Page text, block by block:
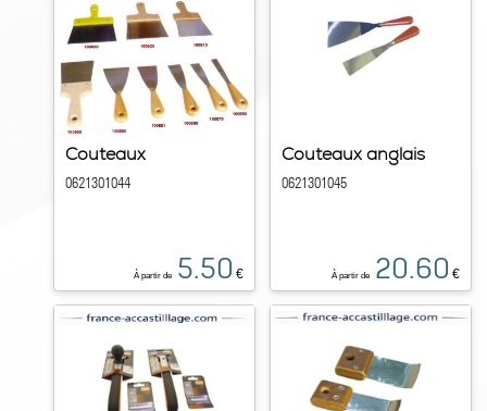
Couteaux
0621301044
À partir de 5.50 €
Couteaux anglais
0621301045
À partir de 20.60 €